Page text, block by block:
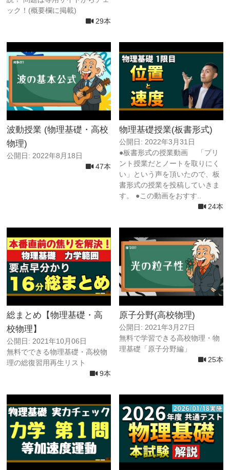
ック！(概要欄に掲載)
29本
波動授業 (物理基礎・高校
物理)
公開日: 2022年8月18日
47本
物理基礎授業(板書形式)
公開日: 2022年3月31日
●板書形式の授業動画 「プリ
ント授業だとノートを取りにく
い」という声を頂いたので、板
書形式の授業を投稿していきま
す。 ●この動画をおすす..
24本
総まとめ【物理基礎・高
校物理】
公開日: 2021年10月06日
無料でできる物理基礎・高校物
理の総復習用再生リスト
9本
原子分野(高校物理)
公開日: 2021年3月27日
無料で学習できる高校物理・物
理基礎「原子分野編」
25本